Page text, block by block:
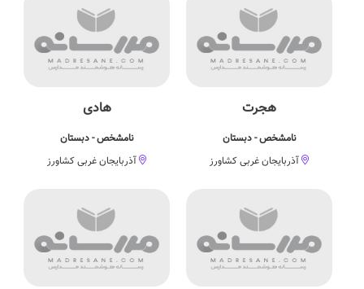
هجرت
نامشخص - دبستان
آذربایجان غربی کشاورز
هادی
نامشخص - دبستان
آذربایجان غربی کشاورز